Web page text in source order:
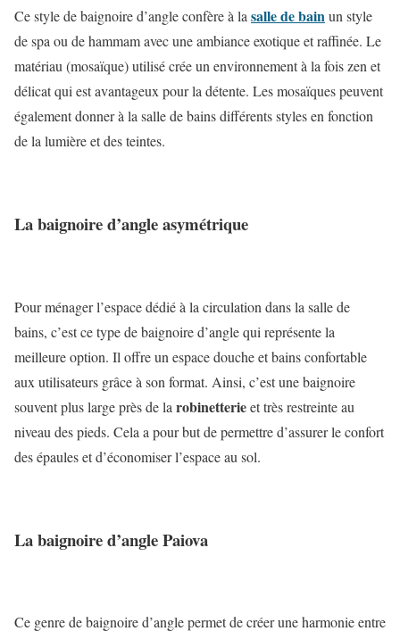
Ce style de baignoire d’angle confère à lasalle de bainun style
de spa ou de hammam avec une ambiance exotique et raffinée. Le
matériau (mosaïque) utilisé crée un environnement à la fois zen et
délicat qui est avantageux pour la détente. Les mosaïques peuvent
également donner à la salle de bains différents styles en fonction
de la lumière et des teintes.
La baignoire d’angle asymétrique
Pour ménager l’espace dédié à la circulation dans la salle de
bains, c’est ce type de baignoire d’angle qui représente la
meilleure option. Il offre un espace douche et bains confortable
aux utilisateurs grâce à son format. Ainsi, c’est une baignoire
souvent plus large près de la robinetterieet très restreinte au
niveau des pieds. Cela a pour but de permettre d’assurer le confort
des épaules et d’économiser l’espace au sol.
La baignoire d’angle Paiova
Ce genre de baignoire d’angle permet de créer une harmonie entre